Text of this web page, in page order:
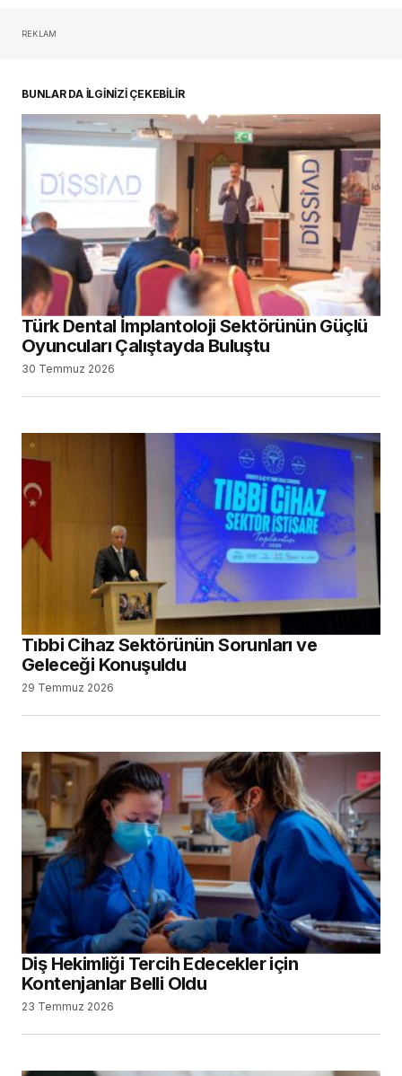
REKLAM
BUNLAR DA İLGİNİZİ ÇEKEBİLİR
Türk Dental İmplantoloji Sektörünün Güçlü
Oyuncuları Çalıştayda Buluştu
30 Temmuz 2026
Tıbbi Cihaz Sektörünün Sorunları ve
Geleceği Konuşuldu
29 Temmuz 2026
Diş Hekimliği Tercih Edecekler için
Kontenjanlar Belli Oldu
23 Temmuz 2026